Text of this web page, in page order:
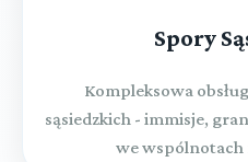
Spory
Kompleksowa
sąsiedzkich - immisje,
we wspólnotach